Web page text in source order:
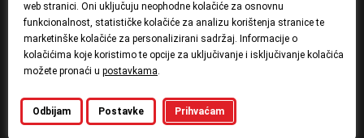
web stranici. Oni uključuju neophodne kolačiće za osnovnu
funkcionalnost, statističke kolačiće za analizu korištenja stranice te
marketinške kolačiće za personalizirani sadržaj. Informacije o
kolačićima koje koristimo te opcije za uključivanje i isključivanje kolačića
možete pronaći u postavkama.
Prihvaćam
Odbijam Postavke